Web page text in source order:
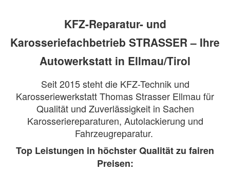
KFZ-Reparatur- und
Karosseriefachbetrieb STRASSER – Ihre
Autowerkstatt in Ellmau/Tirol
Seit 2015 steht die KFZ-Technik und
Karosseriewerkstatt Thomas Strasser Ellmau für
Qualität und Zuverlässigkeit in Sachen
Karosseriereparaturen, Autolackierung und
Fahrzeugreparatur.
Top Leistungen in höchster Qualität zu fairen
Preisen: